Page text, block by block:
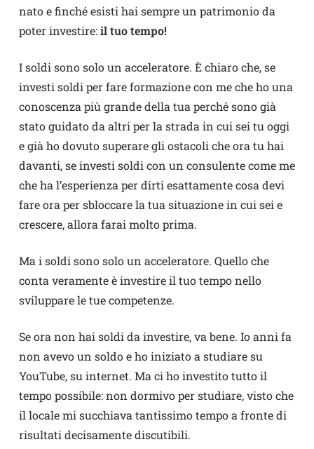
nato e finché esisti hai sempre un patrimonio da
poter investire:il tuo tempo!
I soldi sono solo un acceleratore. È chiaro che, se
investi soldi per fare formazione con me che ho una
conoscenza più grande della tua perché sono già
stato guidato da altri per la strada in cui sei tu oggi
e già ho dovuto superare gli ostacoli che ora tu hai
davanti, se investi soldi con un consulente come me
che ha l’esperienza per dirti esattamente cosa devi
fare ora per sbloccare la tua situazione in cui sei e
crescere, allora farai molto prima.
Ma i soldi sono solo un acceleratore. Quello che
conta veramente è investire il tuo tempo nello
sviluppare le tue competenze.
Se ora non hai soldi da investire, va bene. Io anni fa
non avevo un soldo e ho iniziato a studiare su
YouTube, su internet. Ma ci ho investito tutto il
tempo possibile: non dormivo per studiare, visto che
il locale mi succhiava tantissimo tempo a fronte di
risultati decisamente discutibili.